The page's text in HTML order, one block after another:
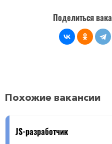
Поделиться
Похожие вакансии
JS-разработчик